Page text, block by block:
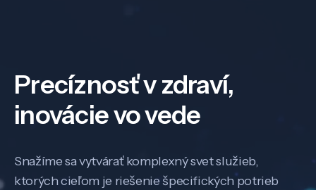
Precíznosť v zdraví,
inovácie vo vede
Snažíme sa vytvárať komplexný svet služieb,
ktorých cieľom je riešenie špecifických potrieb